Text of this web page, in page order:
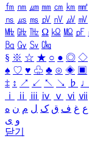
㎙ ㎚ ㎛ ㎜ ㎝ ㎞ ㎟
㎱ ㎲ ㎳ ㎴ ㎵ ㎶ ㎷
㎒ ㎓ ㎔ Ω ㏀ ㏁ ㎊
㏃ ㏉ ㏜ ㏆
§ ※ ☆ ★ ○ ● ◎ ◇
♠ ♡ ♥ ♧ ♣ ⊙ ◈ ▣
‡ ↕ ↗ ↙ ↖ ↘ ♭ ♩
ⅰ
ⅱ ⅲ ⅳ ⅴ ⅵ ⅶ
ع غ ف ق ک ل م ن ه
و ی
닫기